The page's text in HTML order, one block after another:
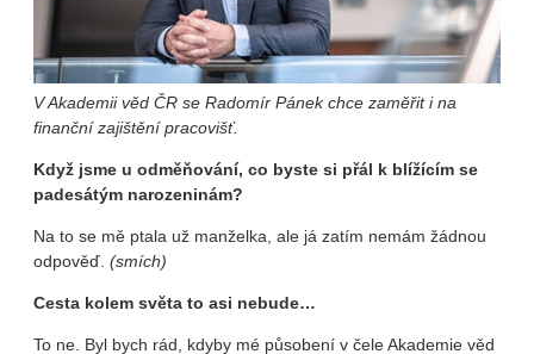
V Akademii věd ČR se Radomír Pánek chce zaměřit i na
finanční zajištění pracovišť.
Když jsme u odměňování, co byste si přál k blížícím se
padesátým narozeninám?
Na to se mě ptala už manželka, ale já zatím nemám žádnou
odpověď. (smích)
Cesta kolem světa to asi nebude…
To ne. Byl bych rád, kdyby mé působení v čele Akademie věd